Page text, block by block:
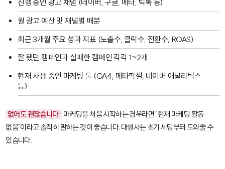
진행 중인 광고 채널 (네이버, 구글, 메타, 틱톡 등)
월 광고 예산 및 채널별 배분
최근 3개월 주요 성과 지표 (노출수, 클릭수, 전환수, ROAS)
잘 됐던 캠페인과 실패한 캠페인 각각 1~2개
현재 사용 중인 마케팅 툴 (GA4, 메타픽셀, 네이버 애널리틱스
등)
없어도 괜찮습니다: 마케팅을 처음 시작하는 경우라면 "현재 마케팅 활동
없음"이라고 솔직히 말하는 것이 좋습니다. 대행사는 초기 세팅부터 도와줄 수
있습니다.